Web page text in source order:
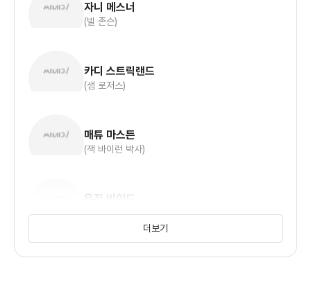
자니 메스너
(빌 존슨)
카디 스트릭랜드
(샘 로저스)
매튜 마스든
(잭 바이런 박사)
유진 비어드
(콜 버리스)
더보기